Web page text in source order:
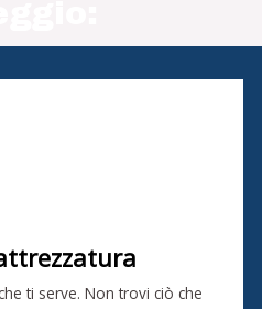
ti serve. Non trovi ciò che